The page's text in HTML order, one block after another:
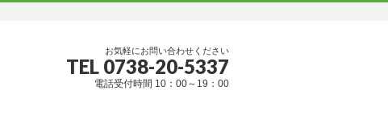
お気軽にお問い合わせください
TEL 0738-20-5337
電話受付時間 10：00～19：00